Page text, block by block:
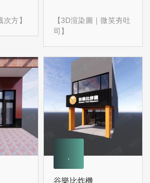
次方】
【3D渲染圖｜微笑夯吐
司】
谷樂比炸機